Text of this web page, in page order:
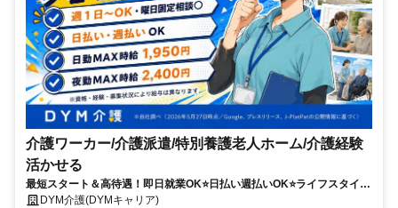
介護ワーカー/介護派遣/特別養護老人ホーム/介護経験
活かせる
最短スタート＆高待遇！即日就業OK⭐️日払い週払いOK⭐️ライフスタイル
に合わせて柔軟シフト✨
DYM介護(DYMキャリア)